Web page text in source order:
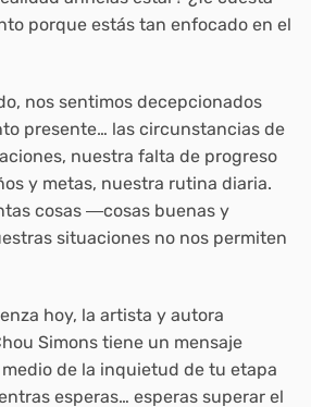
porque estás tan enfocado en el
nos sentimos decepcionados
presente… las circunstancias de
nuestra falta de progreso
y metas, nuestra rutina diaria.
cosas ―cosas buenas y
situaciones no nos permiten
hoy, la artista y autora
Simons tiene un mensaje
de la inquietud de tu etapa
esperas… esperas superar el